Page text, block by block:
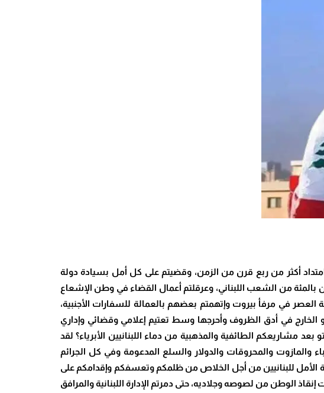
أكثر من ربع قرن من الزمن، وقضيتم على كل أمل بسيادة دولة
بالمئة من الشعب اللبناني، وعرقلتم أعمال القضاء في وطن الإشعاع
في مرفأ بيروت وإتهمتم بعضهم بالعمالة للسفارات الأجنبية،
الخارج في أدق الظروف وأحرجها وسط تعتيم إعلامي وقضائي وإداري
مشاريعكم الطائفية والمذهبية من دماء اللبنانيين الأبرياء؟ لقد
والمازوت والمحروقات والدولار والسلع المدعومة وفي كل الجرائم
الأمل للبنانيين من أجل الخلاص من ظلمكم وتعسفكم وإقدامكم على
الوطن من لصوصه وجلاديه، حتى دمرتم الإدارة اللبنانية والمرافق